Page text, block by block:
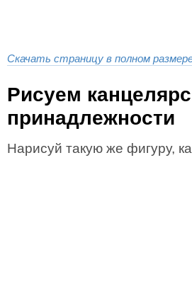
Скачать страницу в полном
Рисуем
принадлежности
Нарисуй такую же фигуру,